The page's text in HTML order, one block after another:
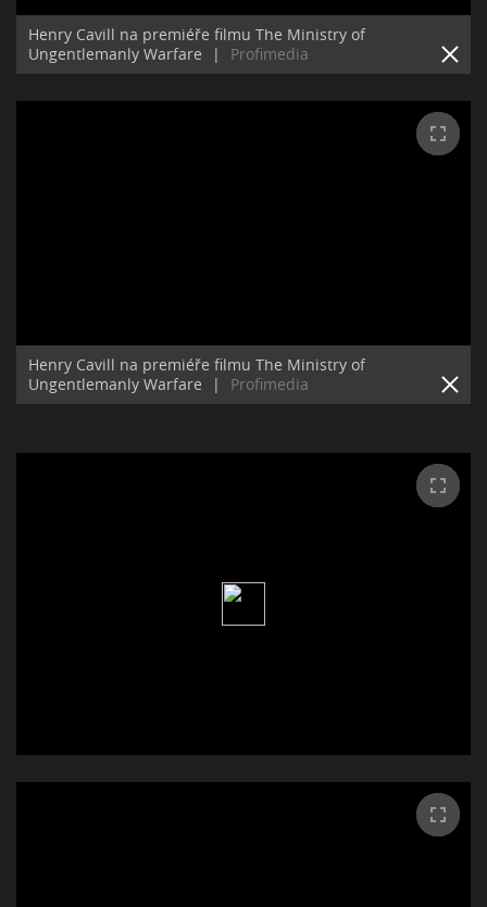
Henry Cavill na premiéře filmu The Ministry of
Ungentlemanly Warfare
| Profimedia
Henry Cavill na premiéře filmu The Ministry of
Ungentlemanly Warfare
| Profimedia